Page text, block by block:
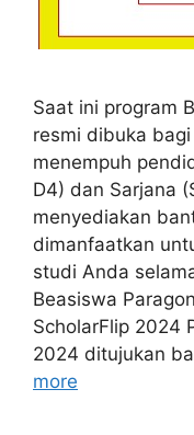
Saat ini program
resmi dibuka
menempuh
D4) dan Sarjana
menyediakan
dimanfaatkan
studi Anda
Beasiswa
ScholarFlip 2024
2024 ditujukan
more